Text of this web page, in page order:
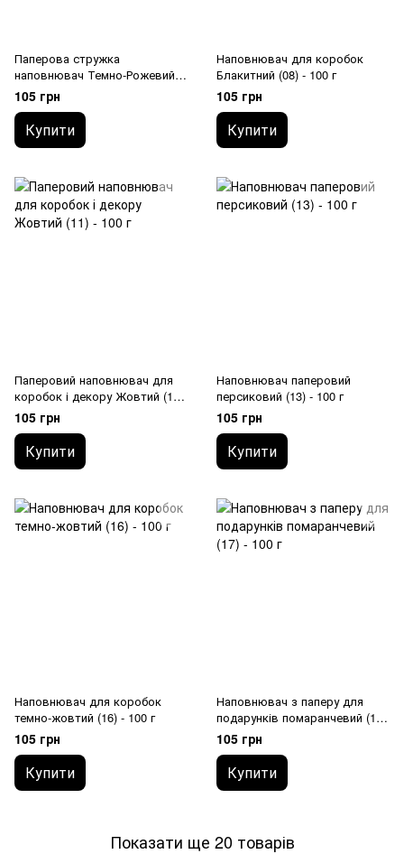
Паперова стружка
наповнювач Темно-Рожевий
(03) - 100 г
105 грн
Купити
Наповнювач для коробок
Блакитний (08) - 100 г
105 грн
Купити
Паперовий наповнювач для
коробок і декору Жовтий (11)
- 100 г
105 грн
Купити
Наповнювач паперовий
персиковий (13) - 100 г
105 грн
Купити
Наповнювач для коробок
темно-жовтий (16) - 100 г
105 грн
Купити
Наповнювач з паперу для
подарунків помаранчевий (17)
- 100 г
105 грн
Купити
Показати ще 20 товарів